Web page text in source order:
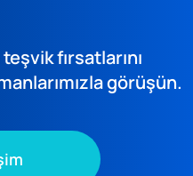
fırsatlarını
görüşün.